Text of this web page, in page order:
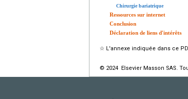
Chirurgie bariatrique
Ressources sur internet
Conclusion
Déclaration de liens d'intérêts
☆ L'annexe indiquée dans ce
© 2024 Elsevier Masson SAS.